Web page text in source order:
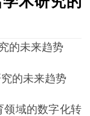
的未来趋势
的未来趋势
域的数字化转